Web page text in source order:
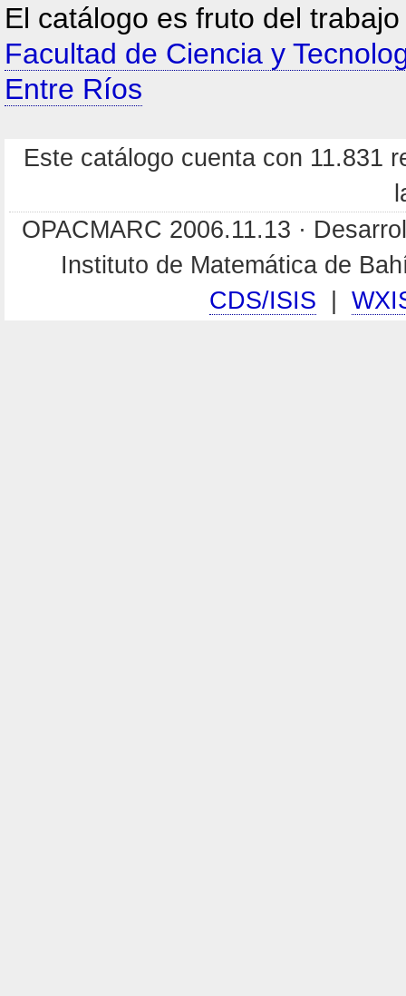
El catálogo es fruto del
Facultad de Ciencia y
Entre Ríos
Este catálogo cuenta con 11.831
OPACMARC 2006.11.13 ·
Instituto de Matemática de
CDS/ISIS